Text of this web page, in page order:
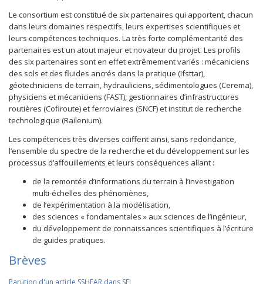
Le consortium est constitué de six partenaires qui apportent, chacun
dans leurs domaines respectifs, leurs expertises scientifiques et
leurs compétences techniques. La très forte complémentarité des
partenaires est un atout majeur et novateur du projet. Les profils
des six partenaires sont en effet extrêmement variés : mécaniciens
des sols et des fluides ancrés dans la pratique (Ifsttar),
géotechniciens de terrain, hydrauliciens, sédimentologues (Cerema),
physiciens et mécaniciens (FAST), gestionnaires d’infrastructures
routières (Cofiroute) et ferroviaires (SNCF) et institut de recherche
technologique (Railenium).
Les compétences très diverses coiffent ainsi, sans redondance,
l’ensemble du spectre de la recherche et du développement sur les
processus d’affouillements et leurs conséquences allant :
de la remontée d’informations du terrain à l’investigation
multi-échelles des phénomènes,
de l’expérimentation à la modélisation,
des sciences « fondamentales » aux sciences de l’ingénieur,
du développement de connaissances scientifiques à l’écriture
de guides pratiques.
Brèves